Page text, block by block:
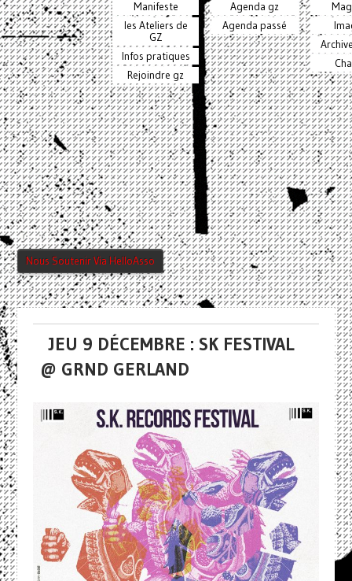
Manifeste
les Ateliers de
GZ
Infos pratiques
Rejoindre gz
Agenda gz
Agenda passé
Nous Soutenir Via HelloAsso
JEU 9 DÉCEMBRE : SK FESTIVAL
@ GRND GERLAND